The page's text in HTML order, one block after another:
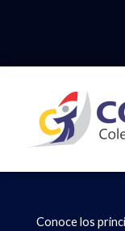
Conoce los